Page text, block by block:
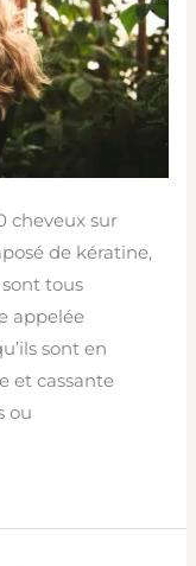
cheveux sur
de kératine,
tous
appelée
sont en
et cassante
ou